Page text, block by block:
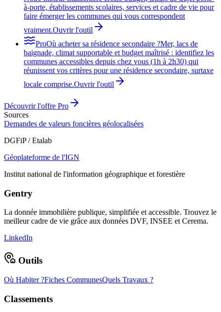
à-porte, établissements scolaires, services et cadre de vie pour
faire émerger les communes qui vous correspondent
vraiment.Ouvrir l'outil
ProOù acheter sa résidence secondaire ?Mer, lacs de
baignade, climat supportable et budget maîtrisé : identifiez les
communes accessibles depuis chez vous (1h à 2h30) qui
réunissent vos critères pour une résidence secondaire, surtaxe
locale comprise.Ouvrir l'outil
Découvrir l'offre Pro
Sources
Demandes de valeurs foncières géolocalisées
DGFiP / Etalab
Géoplateforme de l'IGN
Institut national de l'information géographique et forestière
Gentry
La donnée immobilière publique, simplifiée et accessible. Trouvez le
meilleur cadre de vie grâce aux données DVF, INSEE et Cerema.
LinkedIn
Outils
Où Habiter ?Fiches CommunesQuels Travaux ?
Classements